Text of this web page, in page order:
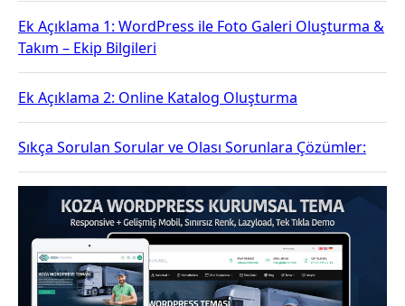
Ek Açıklama 1: WordPress ile Foto Galeri Oluşturma &
Takım – Ekip Bilgileri
Ek Açıklama 2: Online Katalog Oluşturma
Sıkça Sorulan Sorular ve Olası Sorunlara Çözümler: